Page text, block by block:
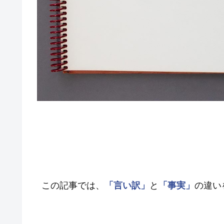
この記事では、 「言い訳」 と 「事実」 の違い